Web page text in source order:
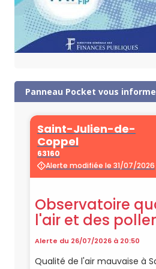
Panneau Pocket vous informe